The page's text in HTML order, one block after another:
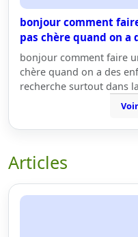
bonjour comment
pas chère quand on a
bonjour comment faire
chère quand on a des
recherche surtout dans
Articles